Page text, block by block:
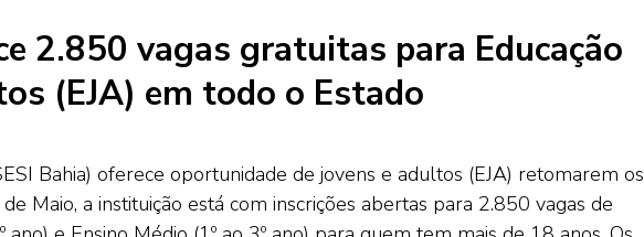
2.850 vagas gratuitas para Educação
(EJA) em todo o Estado
Bahia) oferece oportunidade de jovens e adultos (EJA) retomarem os
Maio, a instituição está com inscrições abertas para 2.850 vagas de